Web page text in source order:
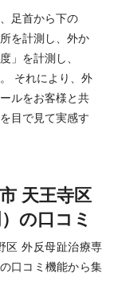
足首から下の
を計測し、外か
」を計測し、
それにより、外
ルをお客様と共
目で見て実感す
天王寺区
の口コミ
区 外反母趾治療専
口コミ機能から集